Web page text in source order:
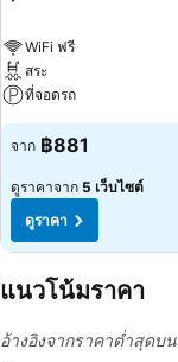
WiFi ฟรี
สระ
ที่จอดรถ
จาก ฿881
ดูราคาจาก 5 เว็บไซต์
ดูราคา
แนวโน้มราคา
อ้างอิงจากราคาต่ำสุด